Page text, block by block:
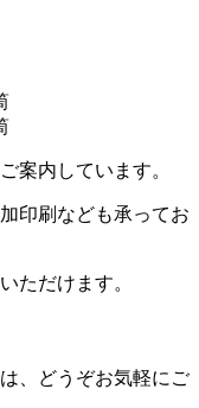
案内しています。
印刷なども承ってお
ただけます。
、どうぞお気軽にご